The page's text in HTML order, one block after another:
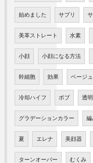
始めました サプリ
美革ストレート 水素
小顔 小顔になる方法
幹細胞 効果 ベージ
冷却ハイフ ボブ 透
グラデーションカラー 編
夏 エレナ 美顔器
ターンオーバー むくみ